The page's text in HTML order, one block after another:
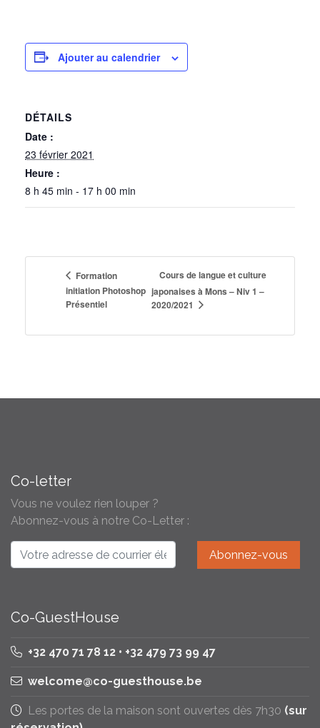
Ajouter au calendrier
DÉTAILS
Date :
23 février 2021
Heure :
8 h 45 min - 17 h 00 min
Formation
initiation Photoshop
Présentiel
Cours de langue et culture
japonaises à Mons – Niv 1 –
2020/2021
Co-letter
Vous ne voulez rien louper ?
Abonnez-vous à notre Co-Letter :
Co-GuestHouse
+32 470 71 78 12 • +32 479 73 99 47
welcome@co-guesthouse.be
Les portes de la maison sont ouvertes dès 7h30 (sur